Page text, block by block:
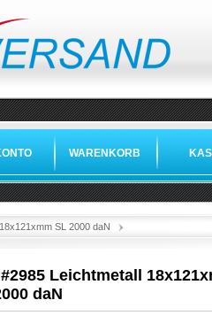
WARENKORB
SL 2000 daN
Leichtmetall
daN